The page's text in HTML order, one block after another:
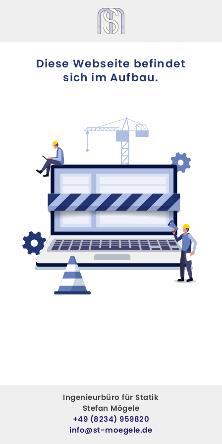
Diese Webseite befindet
sich im Aufbau.
Ingenieurbüro für Statik
Stefan Mögele
+49 (8234) 959820
info@st-moegele.de